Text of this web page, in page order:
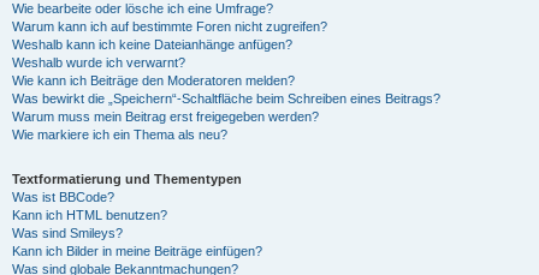
Wie bearbeite oder lösche ich eine Umfrage?
Warum kann ich auf bestimmte Foren nicht zugreifen?
Weshalb kann ich keine Dateianhänge anfügen?
Weshalb wurde ich verwarnt?
Wie kann ich Beiträge den Moderatoren melden?
Was bewirkt die „Speichern“-Schaltfläche beim Schreiben eines Beitrags?
Warum muss mein Beitrag erst freigegeben werden?
Wie markiere ich ein Thema als neu?
Textformatierung und Thementypen
Was ist BBCode?
Kann ich HTML benutzen?
Was sind Smileys?
Kann ich Bilder in meine Beiträge einfügen?
Was sind globale Bekanntmachungen?